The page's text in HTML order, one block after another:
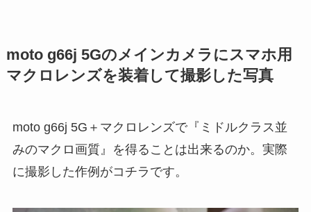
moto g66j 5Gのメインカメラにスマホ用
マクロレンズを装着して撮影した写真
moto g66j 5G＋マクロレンズで『ミドルクラス並
みのマクロ画質』を得ることは出来るのか。実際
に撮影した作例がコチラです。